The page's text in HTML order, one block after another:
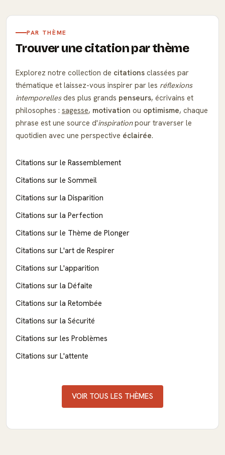
PAR THÈME
Trouver une citation par thème
Explorez notre collection de citations classées par
thématique et laissez-vous inspirer par les réflexions
intemporellesdes plus grands penseurs, écrivains et
philosophes : sagesse, motivation ou optimisme, chaque
phrase est une source d'inspirationpour traverser le
quotidien avec une perspective éclairée.
Citations sur le Rassemblement
Citations sur le Sommeil
Citations sur la Disparition
Citations sur la Perfection
Citations sur le Thème de Plonger
Citations sur L'art de Respirer
Citations sur L'apparition
Citations sur la Défaite
Citations sur la Retombée
Citations sur la Sécurité
Citations sur les Problèmes
Citations sur L'attente
VOIR TOUS LES THÈMES